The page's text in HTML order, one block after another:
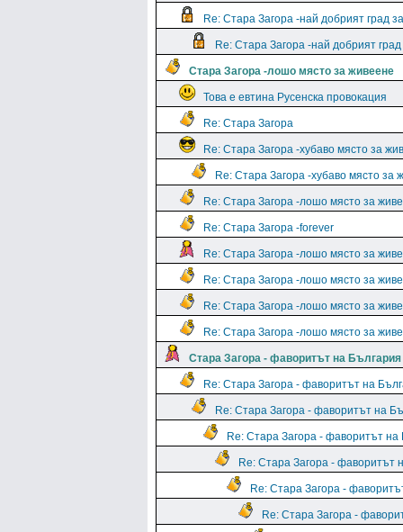
Re: Стара Загора -най добрият град
Re: Стара Загора -най добрият
Стара Загора -лошо място за живеене
Това е евтина Русенска провокация
Re: Стара Загора
Re: Стара Загора -хубаво място за
Re: Стара Загора -хубаво място за
Re: Стара Загора -лошо място за
Re: Стара Загора -forever
Re: Стара Загора -лошо място за
Re: Стара Загора -лошо място за
Re: Стара Загора -лошо място за
Re: Стара Загора -лошо място за
Стара Загора - фаворитът на България
Re: Стара Загора - фаворитът на
Re: Стара Загора - фаворитът на
Re: Стара Загора - фаворитът на
Re: Стара Загора - фаворитът
Re: Стара Загора -
Re: Стара Загора -